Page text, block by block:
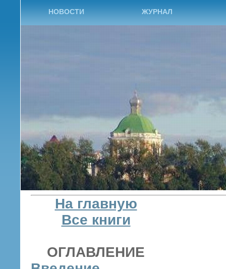
НОВОСТИ ЖУРНАЛ
На главную
Все книги
ОГЛАВЛЕНИЕ